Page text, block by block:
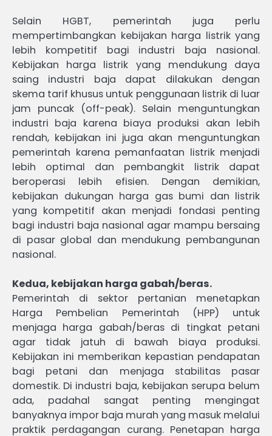
Selain HGBT, pemerintah juga perlu
mempertimbangkan kebijakan harga listrik yang
lebih kompetitif bagi industri baja nasional.
Kebijakan harga listrik yang mendukung daya
saing industri baja dapat dilakukan dengan
skema tarif khusus untuk penggunaan listrik di luar
jam puncak (off-peak). Selain menguntungkan
industri baja karena biaya produksi akan lebih
rendah, kebijakan ini juga akan menguntungkan
pemerintah karena pemanfaatan listrik menjadi
lebih optimal dan pembangkit listrik dapat
beroperasi lebih efisien. Dengan demikian,
kebijakan dukungan harga gas bumi dan listrik
yang kompetitif akan menjadi fondasi penting
bagi industri baja nasional agar mampu bersaing
di pasar global dan mendukung pembangunan
nasional.
Kedua, kebijakan harga gabah/beras.
Pemerintah di sektor pertanian menetapkan
Harga Pembelian Pemerintah (HPP) untuk
menjaga harga gabah/beras di tingkat petani
agar tidak jatuh di bawah biaya produksi.
Kebijakan ini memberikan kepastian pendapatan
bagi petani dan menjaga stabilitas pasar
domestik. Di industri baja, kebijakan serupa belum
ada, padahal sangat penting mengingat
banyaknya impor baja murah yang masuk melalui
praktik perdagangan curang. Penetapan harga